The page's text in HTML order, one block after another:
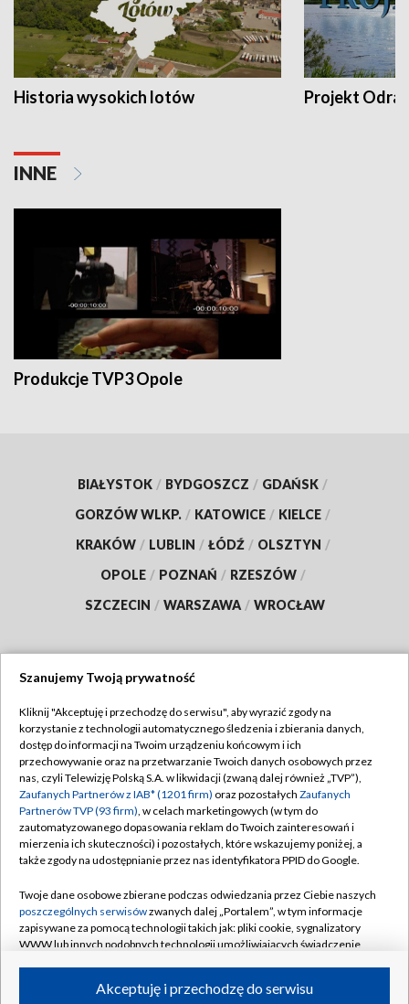
Historia wysokich lotów Projekt Odra
INNE
Produkcje TVP3 Opole
BIAŁYSTOK / BYDGOSZCZ / GDAŃSK /
GORZÓW WLKP. / KATOWICE / KIELCE /
KRAKÓW / LUBLIN / ŁÓDŹ / OLSZTYN /
OPOLE / POZNAŃ / RZESZÓW /
SZCZECIN / WARSZAWA / WROCŁAW
TVP
Abonament TVP
Emisja w TVP
Centrum informacji TVP
Naziemna Telewizja Cyfrowa
Rada Programowa
System NOS
Informacje o nadawcy
Program dla prasy
Regulamin TVP
Polityka prywatności
Moje zgody
Pomoc
Kontakt
Kanały
Szanujemy Twoją prywatność
Kliknij "Akceptuję i przechodzę do serwisu", aby wyrazić zgody na
korzystanie z technologii automatycznego śledzenia i zbierania danych,
dostęp do informacji na Twoim urządzeniu końcowym i ich
przechowywanie oraz na przetwarzanie Twoich danych osobowych przez
nas, czyli Telewizję Polską S.A. w likwidacji (zwaną dalej również „TVP”),
Zaufanych Partnerów z IAB* (1201 firm) oraz pozostałych Zaufanych
Partnerów TVP (93 firm), w celach marketingowych (w tym do
zautomatyzowanego dopasowania reklam do Twoich zainteresowań i
mierzenia ich skuteczności) i pozostałych, które wskazujemy poniżej, a
także zgody na udostępnianie przez nas identyfikatora PPID do Google.
Twoje dane osobowe zbierane podczas odwiedzania przez Ciebie naszych
poszczególnych serwisówzwanych dalej „Portalem”, w tym informacje
zapisywane za pomocą technologii takich jak: pliki cookie, sygnalizatory
WWW lub innych podobnych technologii umożliwiających świadczenie
ruchu w Internecie.Akceptuję i przechodzę do serwisu